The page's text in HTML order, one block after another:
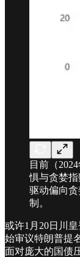
目前（
惧与贪婪
驱动偏向
制。
或许1月20日川
始审议特朗普提
面对庞大的国债